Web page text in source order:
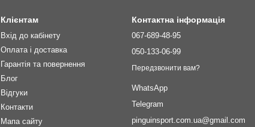
Клієнтам
Вхід до кабінету
Оплата і доставка
Гарантія та повернення
Блог
Відгуки
Контакти
Мапа сайту
Контактна інформація
067-689-48-95
050-133-06-99
Передзвонити вам?
WhatsApp
Telegram
pinguinsport.com.ua@gmail.com